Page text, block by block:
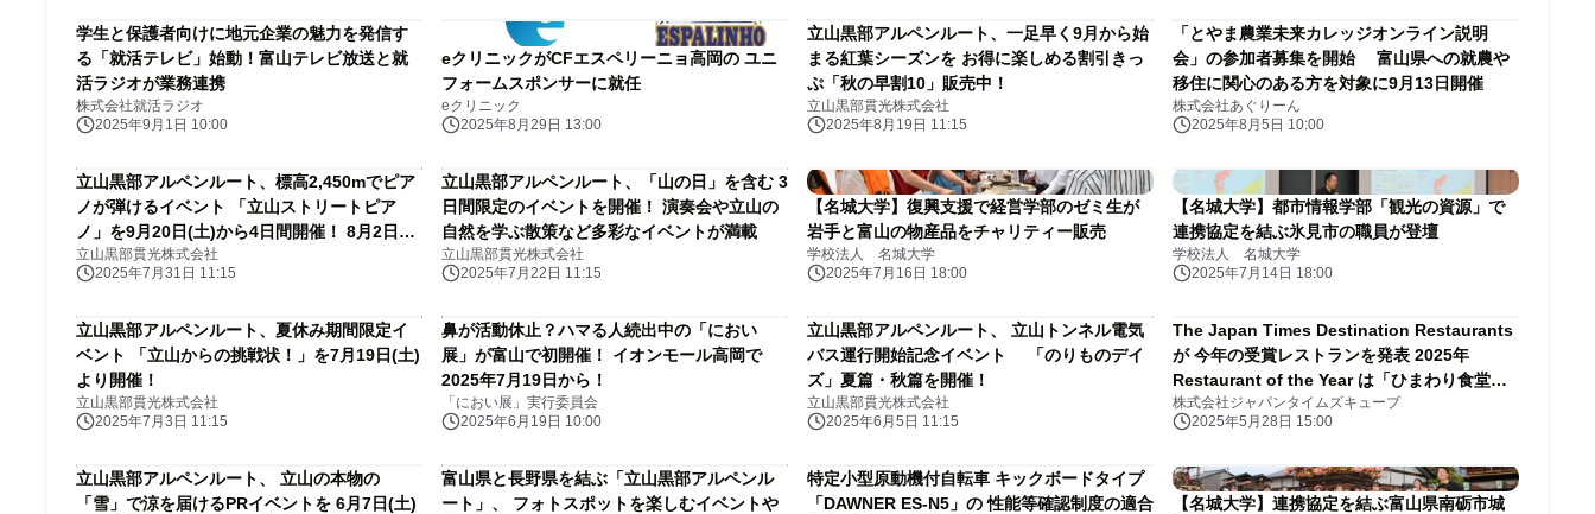
学生と保護者向けに地元企業の魅力を発信す
る「就活テレビ」始動！富山テレビ放送と就
活ラジオが業務連携
株式会社就活ラジオ
2025年9月1日 10:00
eクリニックがCFエスペリーニョ高岡の ユニ
フォームスポンサーに就任
eクリニック
2025年8月29日 13:00
立山黒部アルペンルート、一足早く9月から始
まる紅葉シーズンを お得に楽しめる割引きっ
ぷ「秋の早割10」販売中！
立山黒部貫光株式会社
2025年8月19日 11:15
「とやま農業未来カレッジオンライン説明
会」の参加者募集を開始 富山県への就農や
移住に関心のある方を対象に9月13日開催
株式会社あぐりーん
2025年8月5日 10:00
立山黒部アルペンルート、標高2,450mでピア
ノが弾けるイベント 「立山ストリートピア
ノ」を9月20日(土)から4日間開催！ 8月2日
(土)、15日(金)には富山駅で出演者募集のプレ
イベントも
立山黒部貫光株式会社
2025年7月31日 11:15
立山黒部アルペンルート、「山の日」を含む 3
日間限定のイベントを開催！ 演奏会や立山の
自然を学ぶ散策など多彩なイベントが満載
立山黒部貫光株式会社
2025年7月22日 11:15
【名城大学】復興支援で経営学部のゼミ生が
岩手と富山の物産品をチャリティー販売
学校法人 名城大学
2025年7月16日 18:00
【名城大学】都市情報学部「観光の資源」で
連携協定を結ぶ氷見市の職員が登壇
学校法人 名城大学
2025年7月14日 18:00
立山黒部アルペンルート、夏休み期間限定イ
ベント 「立山からの挑戦状！」を7月19日(土)
より開催！
立山黒部貫光株式会社
2025年7月3日 11:15
鼻が活動休止？ハマる人続出中の「におい
展」が富山で初開催！ イオンモール高岡で
2025年7月19日から！
「におい展」実行委員会
2025年6月19日 10:00
立山黒部アルペンルート、 立山トンネル電気
バス運行開始記念イベント 「のりものデイ
ズ」夏篇・秋篇を開催！
立山黒部貫光株式会社
2025年6月5日 11:15
The Japan Times Destination Restaurants
が 今年の受賞レストランを発表 2025年
Restaurant of the Year は「ひまわり食堂
２」（富山）に決定
株式会社ジャパンタイムズキューブ
2025年5月28日 15:00
立山黒部アルペンルート、 立山の本物の
「雪」で涼を届けるPRイベントを 6月7日(土)
富山県と長野県を結ぶ「立山黒部アルペンル
ート」、 フォトスポットを楽しむイベントや
特定小型原動機付自転車 キックボードタイプ
「DAWNER ES-N5」の 性能等確認制度の適合
【名城大学】連携協定を結ぶ富山県南砺市城